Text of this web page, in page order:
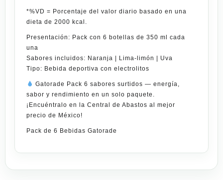
*%VD = Porcentaje del valor diario basado en una
dieta de 2000 kcal.
Presentación: Pack con 6 botellas de 350 ml cada
una
Sabores incluidos: Naranja | Lima-limón | Uva
Tipo: Bebida deportiva con electrolitos
Gatorade Pack 6 sabores surtidos — energía,
sabor y rendimiento en un solo paquete.
¡Encuéntralo en la Central de Abastos al mejor
precio de México!
Pack de 6 Bebidas Gatorade